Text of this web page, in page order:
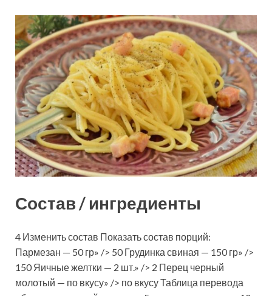
Состав / ингредиенты
4 Изменить состав Показать состав порций:
Пармезан — 50 гр» /> 50 Грудинка свиная — 150 гр» />
150 Яичные желтки — 2 шт.» /> 2 Перец черный
молотый — по вкусу» /> по вкусу Таблица перевода